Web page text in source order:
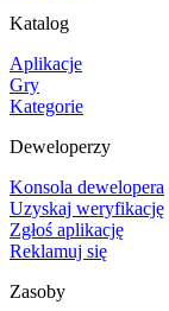
Katalog
Aplikacje
Gry
Kategorie
Deweloperzy
Konsola dewelopera
Uzyskaj weryfikację
Zgłoś aplikację
Reklamuj się
Zasoby